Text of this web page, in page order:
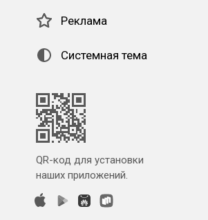
Реклама
Системная тема
QR-код для установки
наших приложений.